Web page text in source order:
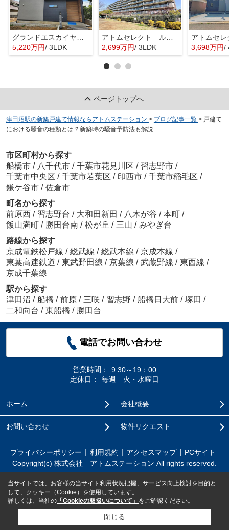
5,220万円/ 3LDK
アトムセレクト ルネ幕張 1階
2,699万円/ 3LDK 3,698万円/
ページトップへ
津田沼駅の新築戸建て情報ならアトムステーション > ブログ記事一覧 > 戸建て
における騒音の種類とは？新築時の騒音予防法も解説
市区町村から探す
船橋市 / 八千代市 / 千葉市花見川区 / 習志野市 /
千葉市中央区 / 千葉市若葉区 / 印西市 / 千葉市稲毛区 /
鎌ケ谷市 / 佐倉市
町名から探す
前原西 / 習志野台 / 大和田新田 / 八木が谷 / 本町 /
飯山満町 / 勝田台南 / 松が丘 / 三山 / みやぎ台
路線から探す
京成電鉄松戸線 / 総武線 / 総武本線 / 京成本線 /
東葉高速鉄道 / 東武野田線 / 京葉線 / 武蔵野線 / 東西線 /
京成千葉線
駅から探す
津田沼 / 船橋 / 前原 / 三咲 / 習志野 / 船橋日大前 / 塚田 /
二和向台 / 東船橋 / 勝田台
電話でお問い合わせ
営業時間：
9:30～19：00
定休日：
毎週 火・水曜日
ホーム 会社概要
お問い合わせ 物件リクエスト
プライバシーポリシー 利用規約 アクセスマップ
PCサイト
Copyright(c) 株式会社 アトムステーション All rights reserved.
当サイトでは、お客様の当サイト利用状況把握、サービス向上検討を目的と
して、クッキー（Cookie）を使用しています。
詳しくは、当社の 「Cookieの取扱いについて」 をご確認ください。
閉じる